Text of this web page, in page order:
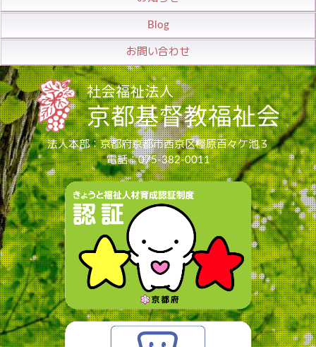
Blog
お問い合わせ
法人本部：京都府京都市西京区樫原百々ケ池３
電話：075-382-0011